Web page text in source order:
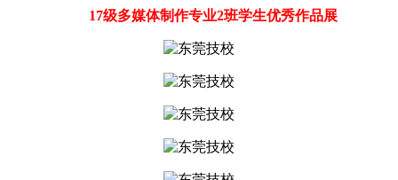
17级多媒体制作专业2班学生优秀作品展